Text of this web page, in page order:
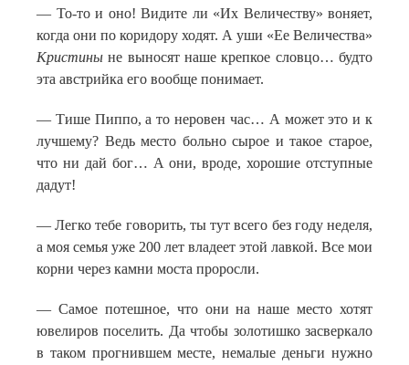
— То-то и оно! Видите ли «Их Величеству» воняет,
когда они по коридору ходят. А уши «Ее Величества»
Кристины не выносят наше крепкое словцо… будто
эта австрийка его вообще понимает.
— Тише Пиппо, а то неровен час… А может это и к
лучшему? Ведь место больно сырое и такое старое,
что ни дай бог… А они, вроде, хорошие отступные
дадут!
— Легко тебе говорить, ты тут всего без году неделя,
а моя семья уже 200 лет владеет этой лавкой. Все мои
корни через камни моста проросли.
— Самое потешное, что они на наше место хотят
ювелиров поселить. Да чтобы золотишко засверкало
в таком прогнившем месте, немалые деньги нужно